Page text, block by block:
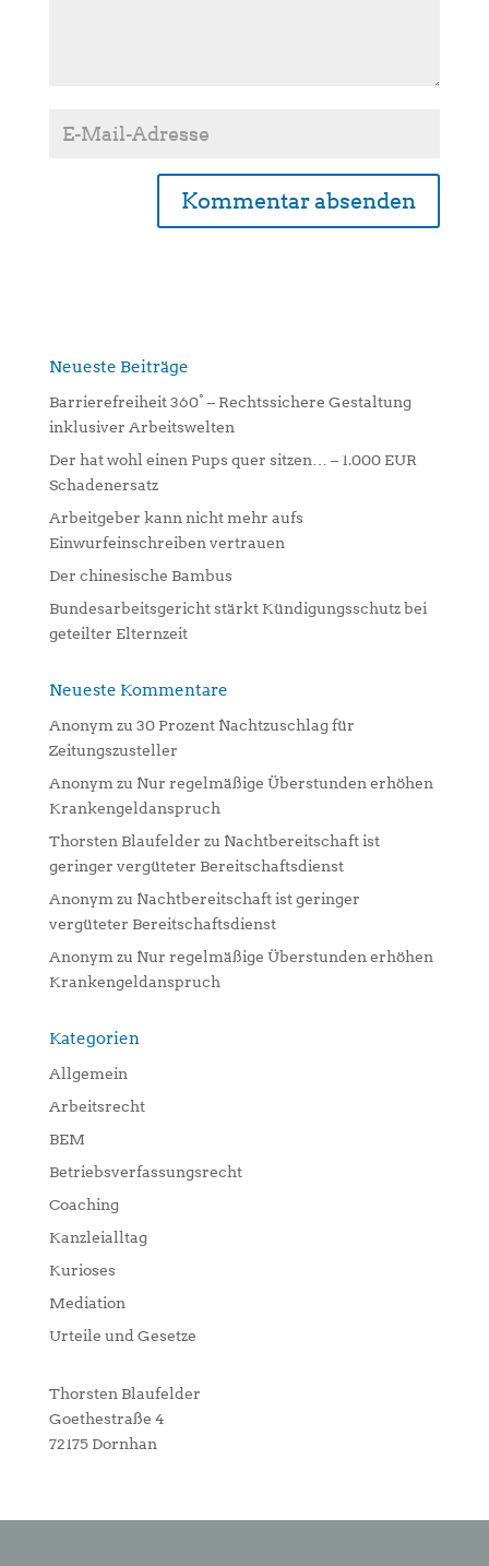
n
v
e
:
Neueste Beiträge
Barrierefreiheit 360° – Rechtssichere Gestaltung
inklusiver Arbeitswelten
Der hat wohl einen Pups quer sitzen… – 1.000 EUR
Schadenersatz
Arbeitgeber kann nicht mehr aufs
Einwurfeinschreiben vertrauen
Der chinesische Bambus
Bundesarbeitsgericht stärkt Kündigungsschutz bei
geteilter Elternzeit
Neueste Kommentare
Anonym zu 30 Prozent Nachtzuschlag für
Zeitungszusteller
Anonym zu Nur regelmäßige Überstunden erhöhen
Krankengeldanspruch
Thorsten Blaufelder zu Nachtbereitschaft ist
geringer vergüteter Bereitschaftsdienst
Anonym zu Nachtbereitschaft ist geringer
vergüteter Bereitschaftsdienst
Anonym zu Nur regelmäßige Überstunden erhöhen
Krankengeldanspruch
Kategorien
Allgemein
Arbeitsrecht
BEM
Betriebsverfassungsrecht
Coaching
Kanzleialltag
Kurioses
Mediation
Urteile und Gesetze
Thorsten Blaufelder
Goethestraße 4
72175 Dornhan